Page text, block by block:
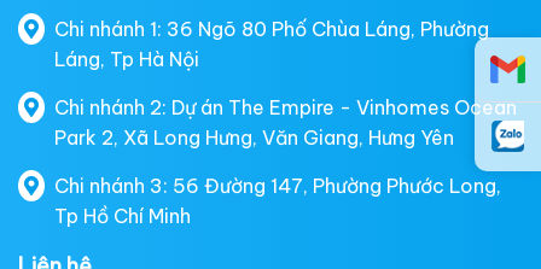
Chi nhánh 1: 36 Ngõ 80 Phố Chùa Láng, Phường
Láng, Tp Hà Nội
Chi nhánh 2: Dự án The Empire - Vinhomes Ocean
Park 2, Xã Long Hưng, Văn Giang, Hưng Yên
Chi nhánh 3: 56 Đường 147, Phường Phước Long,
Tp Hồ Chí Minh